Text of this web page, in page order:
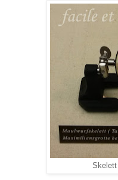
Skelett